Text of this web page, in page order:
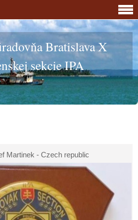
Bratislava X
sekcie IPA
Martinek - Czech republic